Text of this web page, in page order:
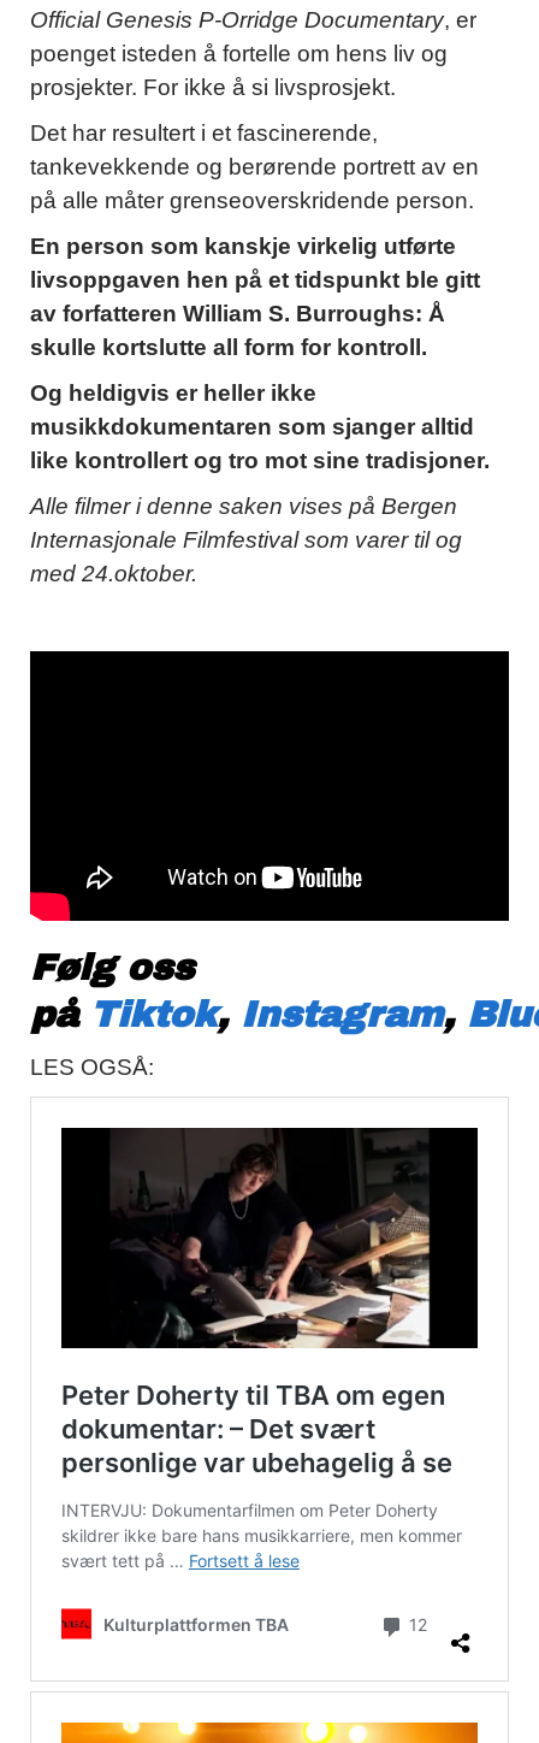
Official Genesis P-Orridge Documentary, er
poenget isteden å fortelle om hens liv og
prosjekter. For ikke å si livsprosjekt.
Det har resultert i et fascinerende,
tankevekkende og berørende portrett av en
på alle måter grenseoverskridende person.
En person som kanskje virkelig utførte
livsoppgaven hen på et tidspunkt ble gitt
av forfatteren William S. Burroughs: Å
skulle kortslutte all form for kontroll.
Og heldigvis er heller ikke
musikkdokumentaren som sjanger alltid
like kontrollert og tro mot sine tradisjoner.
Alle filmer i denne saken vises på Bergen
Internasjonale Filmfestival som varer til og
med 24.oktober.
Følg oss
påTiktok, Instagram,
LES OGSÅ: